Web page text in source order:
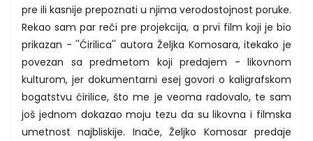
pre ili kasnije prepoznati u njima verodostojnost poruke.
Rekao sam par reči pre projekcija, a prvi film koji je bio
prikazan - ''Ćirilica'' autora Željka Komosara, itekako je
povezan sa predmetom koji predajem - likovnom
kulturom, jer dokumentarni esej govori o kaligrafskom
bogatstvu ćirilice, što me je veoma radovalo, te sam
još jednom dokazao moju tezu da su likovna i filmska
umetnost najbliskije. Inače, Željko Komosar predaje